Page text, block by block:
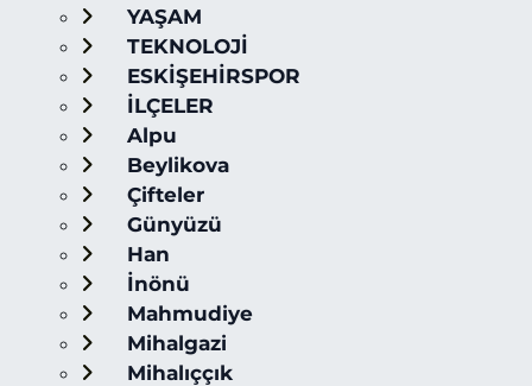
YAŞAM
TEKNOLOJİ
ESKİŞEHİRSPOR
İLÇELER
Alpu
Beylikova
Çifteler
Günyüzü
Han
İnönü
Mahmudiye
Mihalgazi
Mihalıççık